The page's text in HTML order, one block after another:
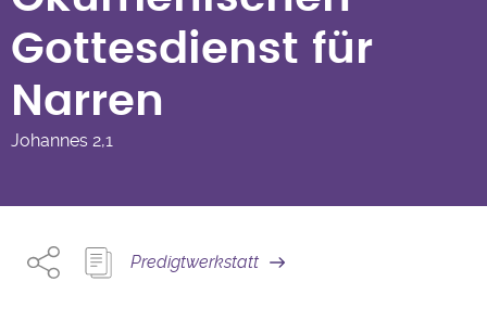
Gottesdienst für
Narren
Johannes 2,1
Predigtwerkstatt